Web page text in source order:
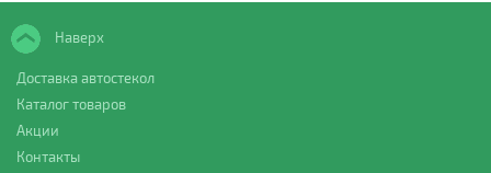
Наверх
Доставка автостекол
Каталог товаров
Акции
Контакты